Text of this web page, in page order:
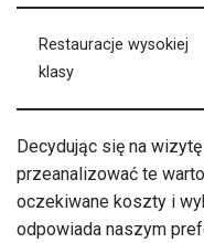
Restauracje wysokiej
klasy
Decydując się na
przeanalizować te
oczekiwane koszty i
odpowiada naszym